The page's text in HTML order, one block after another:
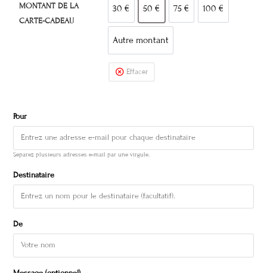
MONTANT DE LA
CARTE-CADEAU
30 € 50 € 75 € 100 €
Autre montant
Effacer
Pour
Séparez plusieurs adresses e-mail par une virgule.
Destinataire
De